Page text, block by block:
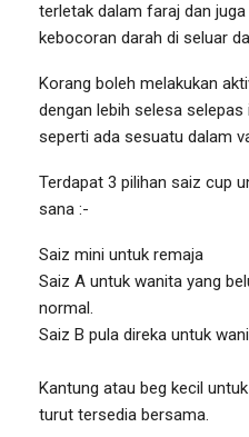
terletak dalam faraj dan
kebocoran darah di seluar
Korang boleh melakukan
dengan lebih selesa
seperti ada sesuatu dalam
Terdapat 3 pilihan saiz cup
sana :-
Saiz mini untuk remaja
Saiz A untuk wanita yang
normal.
Saiz B pula direka untuk
Kantung atau beg kecil
turut tersedia bersama.